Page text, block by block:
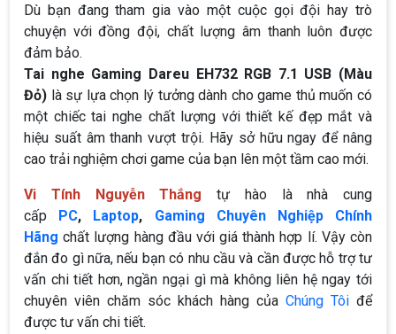
Dù bạn đang tham gia vào một cuộc gọi đội hay trò
chuyện với đồng đội, chất lượng âm thanh luôn được
đảm bảo.
Tai nghe Gaming Dareu EH732 RGB 7.1 USB (Màu
Đỏ) là sự lựa chọn lý tưởng dành cho game thủ muốn có
một chiếc tai nghe chất lượng với thiết kế đẹp mắt và
hiệu suất âm thanh vượt trội. Hãy sở hữu ngay để nâng
cao trải nghiệm chơi game của bạn lên một tầm cao mới.
Vi Tính Nguyễn Thắng tự hào là nhà cung
cấp PC, Laptop, Gaming Chuyên Nghiệp Chính
Hãng chất lượng hàng đầu với giá thành hợp lí. Vậy còn
đắn đo gì nữa, nếu bạn có nhu cầu và cần được hỗ trợ tư
vấn chi tiết hơn, ngần ngại gì mà không liên hệ ngay tới
chuyên viên chăm sóc khách hàng của Chúng Tôi để
được tư vấn chi tiết.